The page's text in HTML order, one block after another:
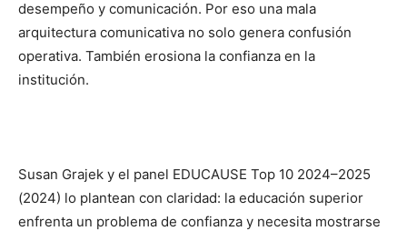
desempeño y comunicación. Por eso una mala
arquitectura comunicativa no solo genera confusión
operativa. También erosiona la confianza en la
institución.
Susan Grajek y el panel EDUCAUSE Top 10 2024–2025
(2024) lo plantean con claridad: la educación superior
enfrenta un problema de confianza y necesita mostrarse